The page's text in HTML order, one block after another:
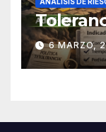
6 MARZO,